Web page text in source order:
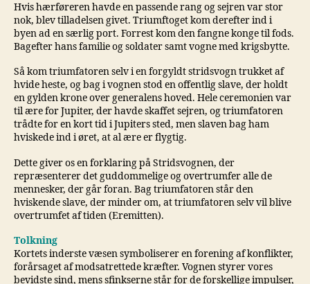
Hvis hærføreren havde en passende rang og sejren var stor
nok, blev tilladelsen givet. Triumftoget kom derefter ind i
byen ad en særlig port. Forrest kom den fangne konge til fods.
Bagefter hans familie og soldater samt vogne med krigsbytte.
Så kom triumfatoren selv i en forgyldt stridsvogn trukket af
hvide heste, og bag i vognen stod en offentlig slave, der holdt
en gylden krone over generalens hoved. Hele ceremonien var
til ære for Jupiter, der havde skaffet sejren, og triumfatoren
trådte for en kort tid i Jupiters sted, men slaven bag ham
hviskede ind i øret, at al ære er flygtig.
Dette giver os en forklaring på Stridsvognen, der
repræsenterer det guddommelige og overtrumfer alle de
mennesker, der går foran. Bag triumfatoren står den
hviskende slave, der minder om, at triumfatoren selv vil blive
overtrumfet af tiden (Eremitten).
Tolkning
Kortets inderste væsen symboliserer en forening af konflikter,
forårsaget af modsatrettede kræfter. Vognen styrer vores
bevidste sind, mens sfinkserne står for de forskellige impulser,